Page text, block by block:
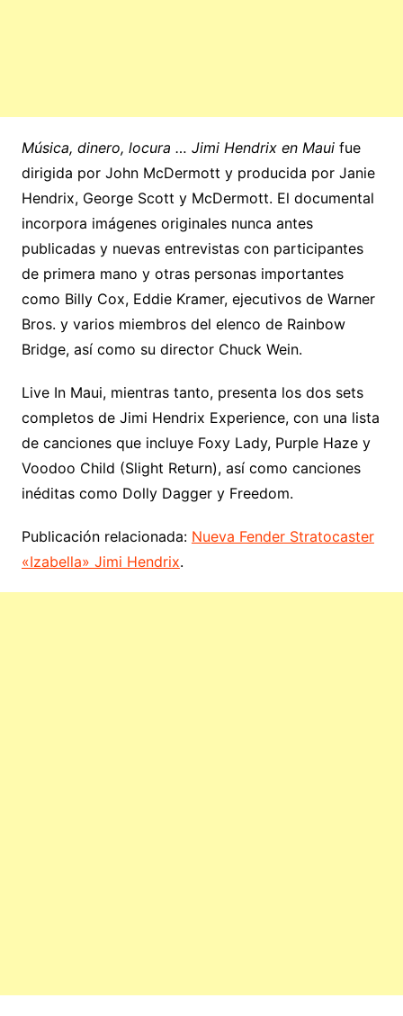
Música, dinero, locura … Jimi Hendrix en Mauifue
dirigida por John McDermott y producida por Janie
Hendrix, George Scott y McDermott. El documental
incorpora imágenes originales nunca antes
publicadas y nuevas entrevistas con participantes
de primera mano y otras personas importantes
como Billy Cox, Eddie Kramer, ejecutivos de Warner
Bros. y varios miembros del elenco de Rainbow
Bridge, así como su director Chuck Wein.
Live In Maui, mientras tanto, presenta los dos sets
completos de Jimi Hendrix Experience, con una lista
de canciones que incluye Foxy Lady, Purple Haze y
Voodoo Child (Slight Return), así como canciones
inéditas como Dolly Dagger y Freedom.
Publicación relacionada: Nueva Fender Stratocaster
«Izabella» Jimi Hendrix.